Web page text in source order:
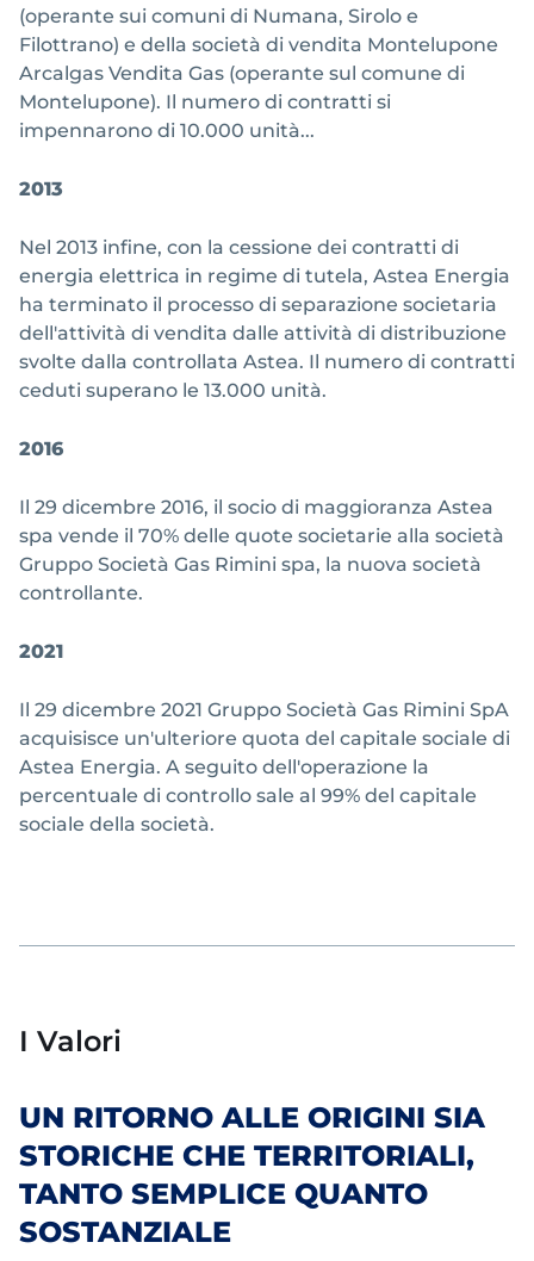
(operante sui comuni di Numana, Sirolo e
Filottrano) e della società di vendita Montelupone
Arcalgas Vendita Gas (operante sul comune di
Montelupone). Il numero di contratti si
impennarono di 10.000 unità...
2013
Nel 2013 infine, con la cessione dei contratti di
energia elettrica in regime di tutela, Astea Energia
ha terminato il processo di separazione societaria
dell'attività di vendita dalle attività di distribuzione
svolte dalla controllata Astea. Il numero di contratti
ceduti superano le 13.000 unità.
2016
Il 29 dicembre 2016, il socio di maggioranza Astea
spa vende il 70% delle quote societarie alla società
Gruppo Società Gas Rimini spa, la nuova società
controllante.
2021
Il 29 dicembre 2021 Gruppo Società Gas Rimini SpA
acquisisce un'ulteriore quota del capitale sociale di
Astea Energia. A seguito dell'operazione la
percentuale di controllo sale al 99% del capitale
sociale della società.
I Valori
UN RITORNO ALLE ORIGINI SIA
STORICHE CHE TERRITORIALI,
TANTO SEMPLICE QUANTO
SOSTANZIALE